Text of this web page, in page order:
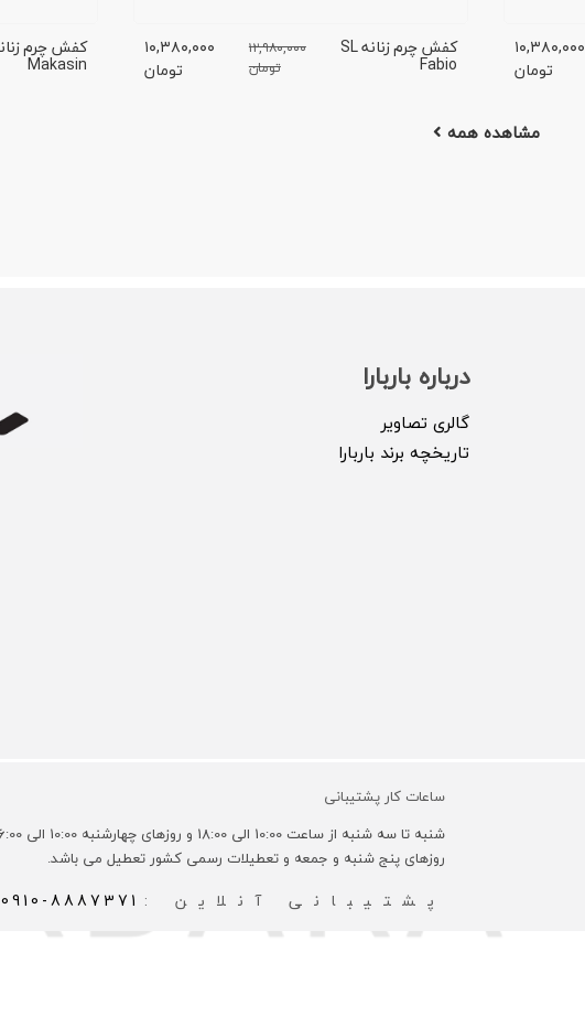
۱۰,۳۸۰,۰۰۰
تومان
کفش چرم زنانه SL
Fabio
۱۲,۹۸۰,۰۰۰
تومان
۱۰,۳۸۰,۰۰۰
تومان
Makasin
مشاهده همه
درباره باربارا
گالری تصاویر
تاریخچه برند باربارا
ساعات کار پشتیبانی
شنبه تا سه شنبه از ساعت 10:00 الی 18:00 و روزهای چهارشنبه 10:00 الی 16:00 می باشد.
روزهای پنج شنبه و جمعه و تعطیلات رسمی کشور تعطیل می باشد.
پشتیبانی آنلاین : 0910-8887371